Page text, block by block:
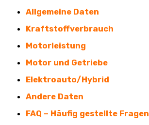
Allgemeine Daten
Kraftstoffverbrauch
Motorleistung
Motor und Getriebe
Elektroauto/Hybrid
Andere Daten
FAQ – Häufig gestellte Fragen